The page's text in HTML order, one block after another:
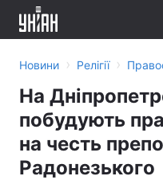
Новини › Релігії ›
На
побудують
на честь
Радонезького